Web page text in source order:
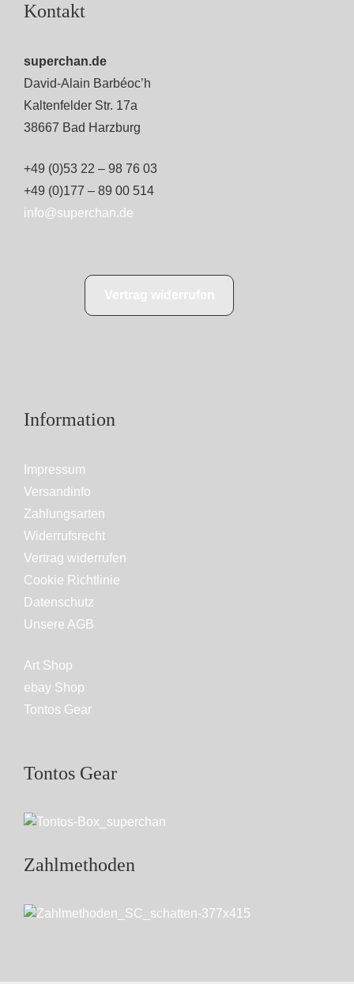
Kontakt
superchan.de
David-Alain Barbéoc’h
Kaltenfelder Str. 17a
38667 Bad Harzburg
+49 (0)53 22 – 98 76 03
+49 (0)177 – 89 00 514
info@superchan.de
Information
Impressum
Versandinfo
Zahlungsarten
Widerrufsrecht
Vertrag widerrufen
Cookie Richtlinie
Datenschutz
Unsere AGB
Art Shop
ebay Shop
Tontos Gear
Tontos Gear
Zahlmethoden